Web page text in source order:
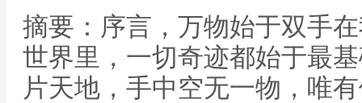
摘要：序言，万物始于双手
世界里，一切奇迹都始于最
片天地，手中空无一物，唯